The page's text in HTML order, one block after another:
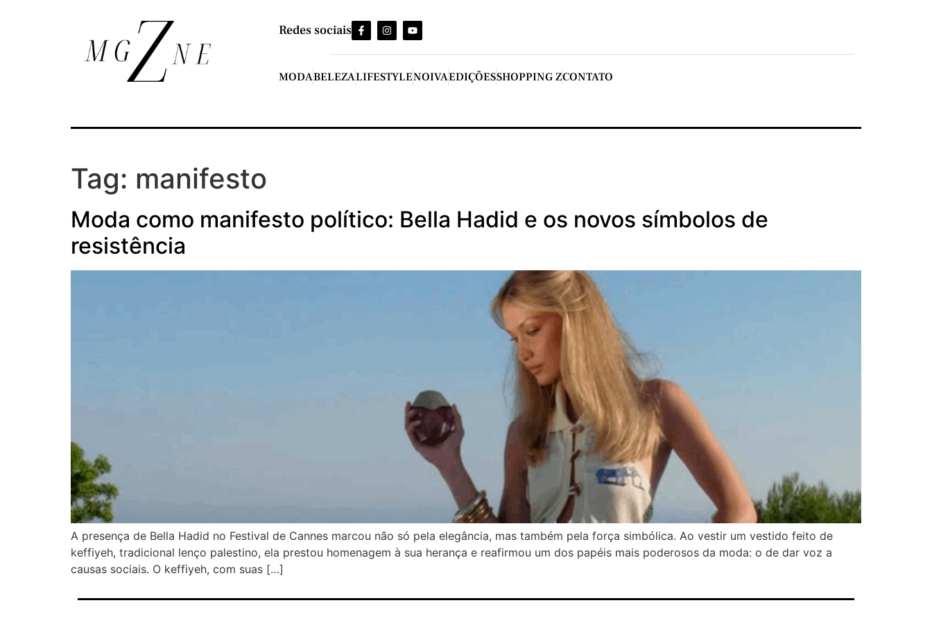
Redes sociais
MODABELEZALIFESTYLENOIVAEDIÇÕESSHOPPING ZCONTATO
Tag: manifesto
Moda como manifesto político: Bella Hadid e os novos símbolos de
resistência
A presença de Bella Hadid no Festival de Cannes marcou não só pela elegância, mas também pela força simbólica. Ao vestir um vestido feito de
keffiyeh, tradicional lenço palestino, ela prestou homenagem à sua herança e reafirmou um dos papéis mais poderosos da moda: o de dar voz a
causas sociais. O keffiyeh, com suas […]